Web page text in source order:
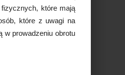
które mają
które z uwagi na
w prowadzeniu obrotu